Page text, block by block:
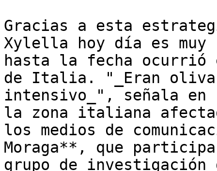
Gracias a esta
Xylella hoy día es muy
hasta la fecha ocurrió
de Italia. "_Eran
intensivo_", señala en
la zona italiana
los medios de
Moraga**, que
grupo de investigación